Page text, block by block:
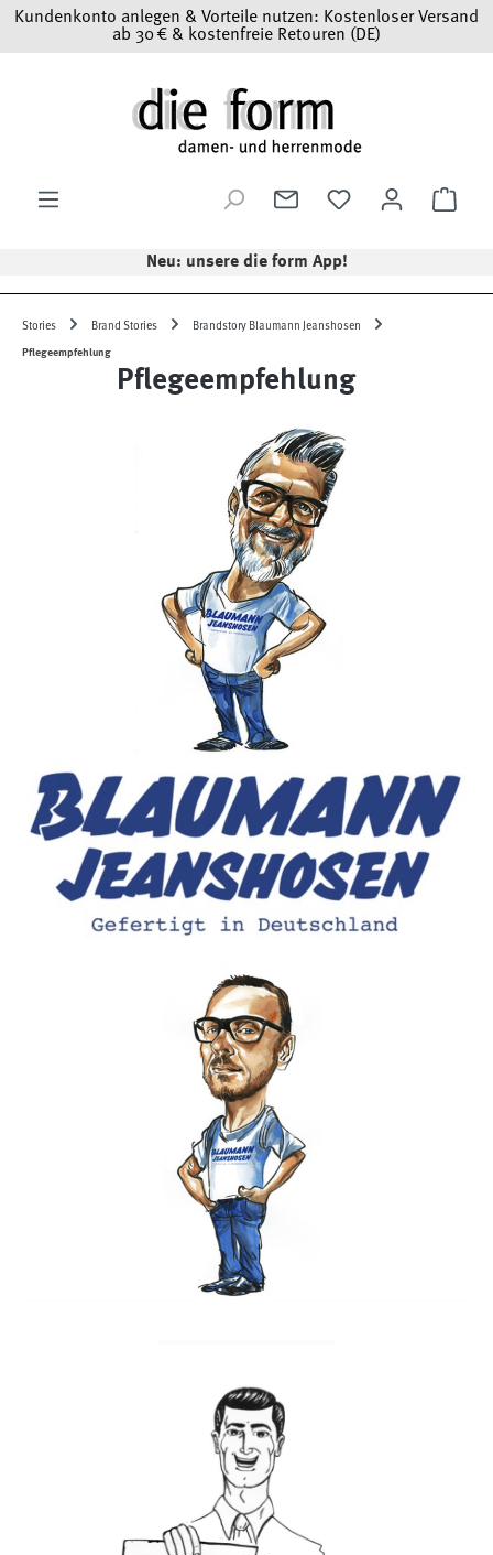
Zum Hauptinhalt springen
Kundenkonto anlegen & Vorteile nutzen: Kostenloser Versand
ab 30 € & kostenfreie Retouren (DE)
Neu: unsere die form App!
Stories Brand Stories Brandstory Blaumann Jeanshosen
Pflegeempfehlung
Pflegeempfehlung